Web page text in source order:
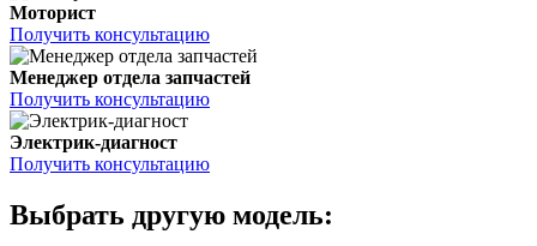
Моторист
Получить консультацию
Менеджер отдела запчастей
Получить консультацию
Электрик-диагност
Получить консультацию
Выбрать другую модель: